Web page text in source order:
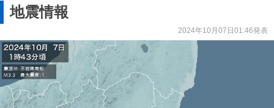
地震情報
2024年10月07日01:46発表